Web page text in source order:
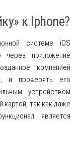
к Iphone?
системе iOS
через приложение
компанией
и проверять его
устройством
картой, так как даже
является